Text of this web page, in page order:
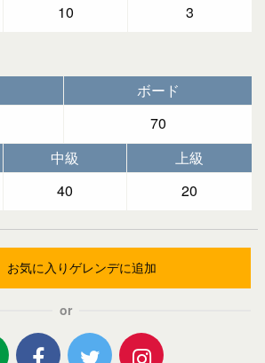
10 3
ボード
70
中級
上級
40 20
お気に入りゲレンデに追加
or